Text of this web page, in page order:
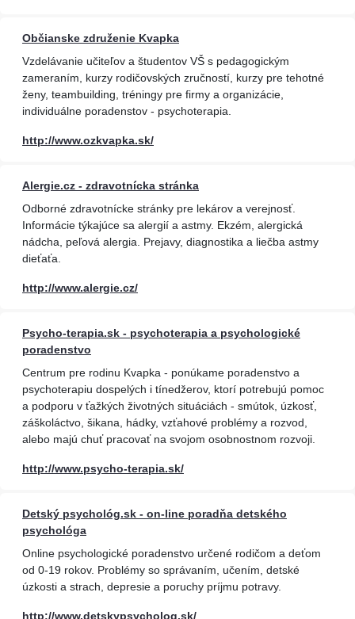
Občianske združenie Kvapka
Vzdelávanie učiteľov a študentov VŠ s pedagogickým
zameraním, kurzy rodičovských zručností, kurzy pre tehotné
ženy, teambuilding, tréningy pre firmy a organizácie,
individuálne poradenstov - psychoterapia.
http://www.ozkvapka.sk/
Alergie.cz - zdravotnícka stránka
Odborné zdravotnícke stránky pre lekárov a verejnosť.
Informácie týkajúce sa alergií a astmy. Ekzém, alergická
nádcha, peľová alergia. Prejavy, diagnostika a liečba astmy
dieťaťa.
http://www.alergie.cz/
Psycho-terapia.sk - psychoterapia a psychologické
poradenstvo
Centrum pre rodinu Kvapka - ponúkame poradenstvo a
psychoterapiu dospelých i tínedžerov, ktorí potrebujú pomoc
a podporu v ťažkých životných situáciách - smútok, úzkosť,
záškoláctvo, šikana, hádky, vzťahové problémy a rozvod,
alebo majú chuť pracovať na svojom osobnostnom rozvoji.
http://www.psycho-terapia.sk/
Detský psychológ.sk - on-line poradňa detského
psychológa
Online psychologické poradenstvo určené rodičom a deťom
od 0-19 rokov. Problémy so správaním, učením, detské
úzkosti a strach, depresie a poruchy príjmu potravy.
http://www.detskypsycholog.sk/